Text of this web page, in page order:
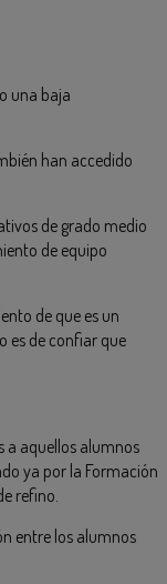
una baja
han accedido
de grado medio
de equipo
de que es un
es de confiar que
a aquellos alumnos
ya por la Formación
refino.
entre los alumnos